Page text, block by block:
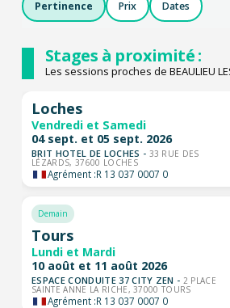
Pertinence Prix Dates
Stages à proximité :
Les sessions proches de BEAULIEU
Loches
Vendredi et Samedi
04 sept. et 05 sept. 2026
BRIT HOTEL DE LOCHES - 33 RUE DES
LÉZARDS, 37600 LOCHES
Agrément :R 13 037 0007 0
Demain
Tours
Lundi et Mardi
10 août et 11 août 2026
ESPACE CONDUITE 37 CITY ZEN - 2 PLACE
SAINTE ANNE LA RICHE, 37000 TOURS
Agrément :R 13 037 0007 0